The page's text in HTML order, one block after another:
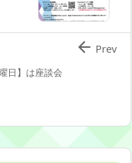
日】は座談会
 Prev